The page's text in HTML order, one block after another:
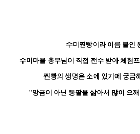
수미찐빵이라 이름 붙인
수미마을 총무님이 직접 전수 받아 체험
찐빵의 생명은 소에 있기에 궁금
"앙금이 아닌 통팥을 삶아서 많이 으